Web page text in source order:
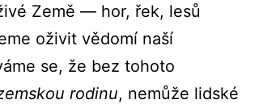
Země ― hor, řek, lesů
oživit vědomí naší
se, že bez tohoto
rodinu, nemůže lidské